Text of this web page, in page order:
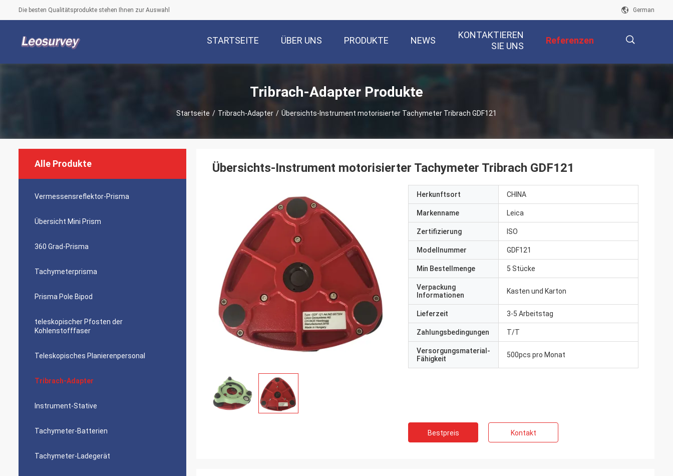
Die besten Qualitätsprodukte stehen Ihnen zur Auswahl German
STARTSEITE ÜBER UNS PRODUKTE NEWS
KONTAKTIEREN
SIE UNS
Referenzen
Tribrach-Adapter Produkte
Startseite / Tribrach-Adapter / Übersichts-Instrument motorisierter Tachymeter Tribrach GDF121
Alle Produkte
Vermessensreflektor-Prisma
Übersicht Mini Prism
360 Grad-Prisma
Tachymeterprisma
Prisma Pole Bipod
teleskopischer Pfosten der
Kohlenstofffaser
Teleskopisches Planierenpersonal
Tribrach-Adapter
Instrument-Stative
Tachymeter-Batterien
Tachymeter-Ladegerät
Übersichts-Instrument motorisierter Tachymeter Tribrach GDF121
Herkunftsort CHINA
Markenname Leica
Zertifizierung ISO
Modellnummer GDF121
Min Bestellmenge 5 Stücke
Verpackung
Informationen
Kasten und Karton
Lieferzeit 3-5 Arbeitstag
Zahlungsbedingungen T/T
Versorgungsmaterial-
Fähigkeit
500pcs pro Monat
Bestpreis Kontakt